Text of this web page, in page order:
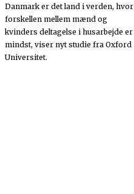
Danmark er det land i verden, hvor
forskellen mellem mænd og
kvinders deltagelse i husarbejde er
mindst, viser nyt studie fra Oxford
Universitet.